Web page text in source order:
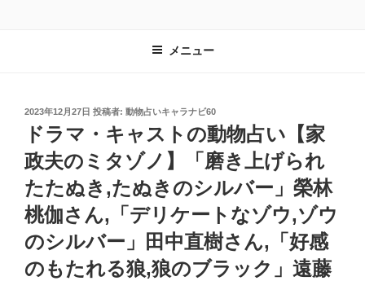
メニュー
投
稿
2023年12月27日 投稿者: 動物占いキャラナビ60
ドラマ・キャストの動物占い【家
政夫のミタゾノ】「磨き上げられ
たたぬき,たぬきのシルバー」榮林
桃伽さん,「デリケートなゾウ,ゾウ
のシルバー」田中直樹さん,「好感
のもたれる狼,狼のブラック」遠藤